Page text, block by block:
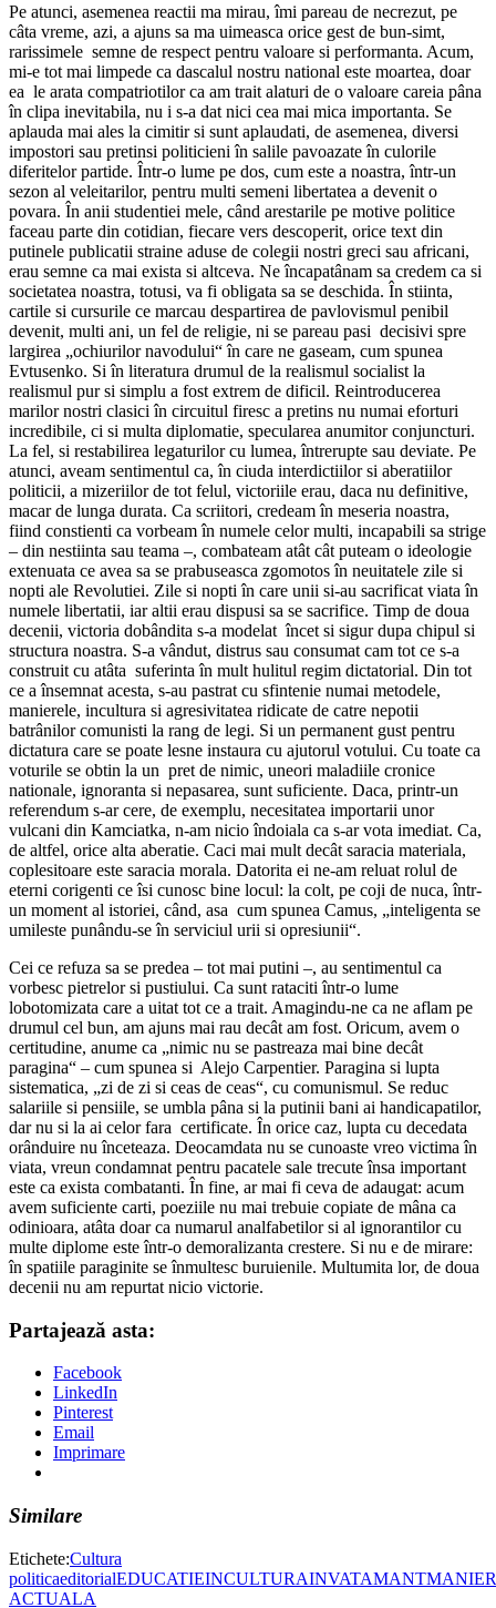
Pe atunci, asemenea reactii ma mirau, îmi pareau de necrezut, pe
câta vreme, azi, a ajuns sa ma uimeasca orice gest de bun-simt,
rarissimele semne de respect pentru valoare si performanta. Acum,
mi-e tot mai limpede ca dascalul nostru national este moartea, doar
ea le arata compatriotilor ca am trait alaturi de o valoare careia pâna
în clipa inevitabila, nu i s-a dat nici cea mai mica importanta. Se
aplauda mai ales la cimitir si sunt aplaudati, de asemenea, diversi
impostori sau pretinsi politicieni în salile pavoazate în culorile
diferitelor partide. Într-o lume pe dos, cum este a noastra, într-un
sezon al veleitarilor, pentru multi semeni libertatea a devenit o
povara. În anii studentiei mele, când arestarile pe motive politice
faceau parte din cotidian, fiecare vers descoperit, orice text din
putinele publicatii straine aduse de colegii nostri greci sau africani,
erau semne ca mai exista si altceva. Ne încapatânam sa credem ca si
societatea noastra, totusi, va fi obligata sa se deschida. În stiinta,
cartile si cursurile ce marcau despartirea de pavlovismul penibil
devenit, multi ani, un fel de religie, ni se pareau pasi decisivi spre
largirea „ochiurilor navodului“ în care ne gaseam, cum spunea
Evtusenko. Si în literatura drumul de la realismul socialist la
realismul pur si simplu a fost extrem de dificil. Reintroducerea
marilor nostri clasici în circuitul firesc a pretins nu numai eforturi
incredibile, ci si multa diplomatie, specularea anumitor conjuncturi.
La fel, si restabilirea legaturilor cu lumea, întrerupte sau deviate. Pe
atunci, aveam sentimentul ca, în ciuda interdictiilor si aberatiilor
politicii, a mizeriilor de tot felul, victoriile erau, daca nu definitive,
macar de lunga durata. Ca scriitori, credeam în meseria noastra,
fiind constienti ca vorbeam în numele celor multi, incapabili sa strige
– din nestiinta sau teama –, combateam atât cât puteam o ideologie
extenuata ce avea sa se prabuseasca zgomotos în neuitatele zile si
nopti ale Revolutiei. Zile si nopti în care unii si-au sacrificat viata în
numele libertatii, iar altii erau dispusi sa se sacrifice. Timp de doua
decenii, victoria dobândita s-a modelat încet si sigur dupa chipul si
structura noastra. S-a vândut, distrus sau consumat cam tot ce s-a
construit cu atâta suferinta în mult hulitul regim dictatorial. Din tot
ce a însemnat acesta, s-au pastrat cu sfintenie numai metodele,
manierele, incultura si agresivitatea ridicate de catre nepotii
batrânilor comunisti la rang de legi. Si un permanent gust pentru
dictatura care se poate lesne instaura cu ajutorul votului. Cu toate ca
voturile se obtin la un pret de nimic, uneori maladiile cronice
nationale, ignoranta si nepasarea, sunt suficiente. Daca, printr-un
referendum s-ar cere, de exemplu, necesitatea importarii unor
vulcani din Kamciatka, n-am nicio îndoiala ca s-ar vota imediat. Ca,
de altfel, orice alta aberatie. Caci mai mult decât saracia materiala,
coplesitoare este saracia morala. Datorita ei ne-am reluat rolul de
eterni corigenti ce îsi cunosc bine locul: la colt, pe coji de nuca, într-
un moment al istoriei, când, asa cum spunea Camus, „inteligenta se
umileste punându-se în serviciul urii si opresiunii“.
Cei ce refuza sa se predea – tot mai putini –, au sentimentul ca
vorbesc pietrelor si pustiului. Ca sunt rataciti într-o lume
lobotomizata care a uitat tot ce a trait. Amagindu-ne ca ne aflam pe
drumul cel bun, am ajuns mai rau decât am fost. Oricum, avem o
certitudine, anume ca „nimic nu se pastreaza mai bine decât
paragina“ – cum spunea si Alejo Carpentier. Paragina si lupta
sistematica, „zi de zi si ceas de ceas“, cu comunismul. Se reduc
salariile si pensiile, se umbla pâna si la putinii bani ai handicapatilor,
dar nu si la ai celor fara certificate. În orice caz, lupta cu decedata
orânduire nu înceteaza. Deocamdata nu se cunoaste vreo victima în
viata, vreun condamnat pentru pacatele sale trecute însa important
este ca exista combatanti. În fine, ar mai fi ceva de adaugat: acum
avem suficiente carti, poeziile nu mai trebuie copiate de mâna ca
odinioara, atâta doar ca numarul analfabetilor si al ignorantilor cu
multe diplome este într-o demoralizanta crestere. Si nu e de mirare:
în spatiile paraginite se înmultesc buruienile. Multumita lor, de doua
decenii nu am repurtat nicio victorie.
Partajează asta:
Facebook
LinkedIn
Pinterest
Email
Imprimare
Similare
Etichete:Cultura
politicaeditorialEDUCATIEINCULTURAINVATAMANT
ACTUALA